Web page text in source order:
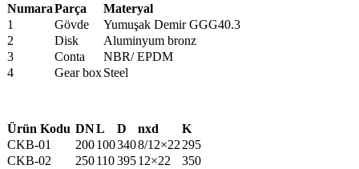
NumaraParça
Materyal
1
Gövde
Yumuşak Demir GGG40.3
2
Disk
Aluminyum bronz
3
Conta
NBR/ EPDM
4
Gear boxSteel
Ürün Kodu DNL D nxd
K
CKB-01
2001003408/12×22 295
CKB-02
25011039512×22
350